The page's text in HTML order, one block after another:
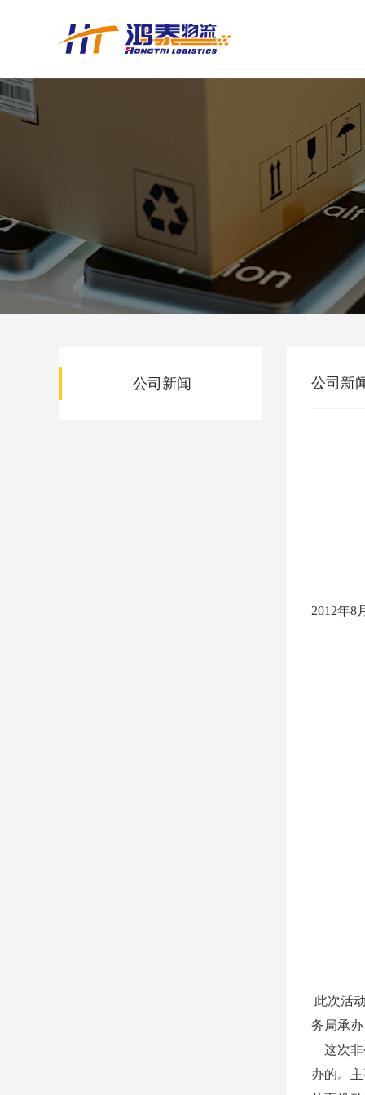
公司新闻 公司新
2012年8
此次活
务局承
这次
办的。